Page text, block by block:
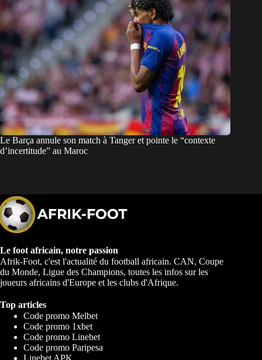
Le Barça annule son match à Tanger et pointe le “contexte
d’incertitude” au Maroc
Le foot africain, notre passion
Afrik-Foot, c'est l'actualité du football africain. CAN, Coupe
du Monde, Ligue des Champions, toutes les infos sur les
joueurs africains d'Europe et les clubs d'Afrique.
Top articles
Code promo Melbet
Code promo 1xbet
Code promo Linebet
Code promo Paripesa
Linebet APK